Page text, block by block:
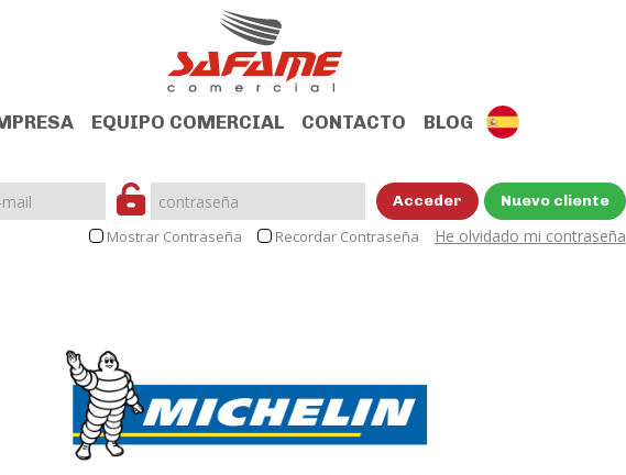
EQUIPO COMERCIAL CONTACTO BLOG
Acceder Nuevo cliente
Mostrar Contraseña Recordar Contraseña He olvidado mi contraseña